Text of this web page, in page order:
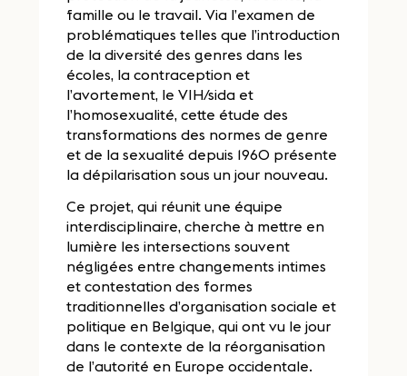
famille ou le travail. Via l’examen de
problématiques telles que l’introduction
de la diversité des genres dans les
écoles, la contraception et
l’avortement, le VIH/sida et
l’homosexualité, cette étude des
transformations des normes de genre
et de la sexualité depuis 1960 présente
la dépilarisation sous un jour nouveau.
Ce projet, qui réunit une équipe
interdisciplinaire, cherche à mettre en
lumière les intersections souvent
négligées entre changements intimes
et contestation des formes
traditionnelles d’organisation sociale et
politique en Belgique, qui ont vu le jour
dans le contexte de la réorganisation
de l’autorité en Europe occidentale.